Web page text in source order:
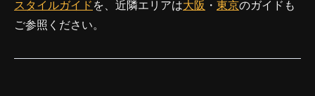
スタイルガイド を、近隣エリアは大阪 ・ 東京のガイドも
ご参照ください。